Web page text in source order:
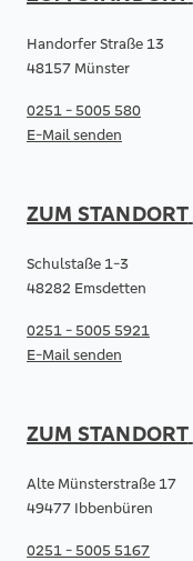
Handorfer Straße 13
48157 Münster
0251 - 5005 580
E-Mail senden
ZUM STANDORT
Schulstaße 1-3
48282 Emsdetten
0251 - 5005 5921
E-Mail senden
ZUM STANDORT
Alte Münsterstraße 17
49477 Ibbenbüren
0251 - 5005 5167